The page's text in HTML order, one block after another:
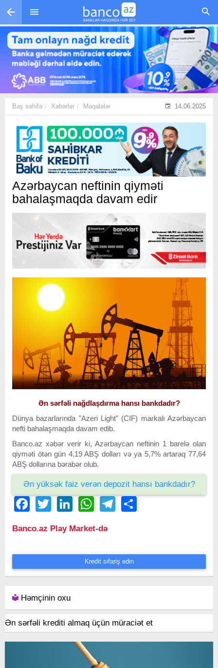
Skip to main content
Baş səhifə Xəbərlər Məqalələr 14.06.2025
Azərbaycan neftinin qiyməti
bahalaşmaqda davam edir
Ən sərfəli nağdlaşdırma hansı bankdadır?
Dünya bazarlarında "Azeri Light" (CIF) markalı Azərbaycan
nefti bahalaşmaqda davam edib.
Banco.az xəbər verir ki, Azərbaycan neftinin 1 barelə olan
qiyməti ötən gün 4,19 ABŞ dolları və ya 5,7% artaraq 77,64
ABŞ dollarına bərabər olub.
Ən yüksək faiz verən depozit hansı bankdadır?
FacebookTwitter LinkedIn WhatsAppTelegram
Banco.az Play Market-də
Kredit sifariş edin
Həmçinin oxu
Ən sərfəli krediti almaq üçün müraciət et